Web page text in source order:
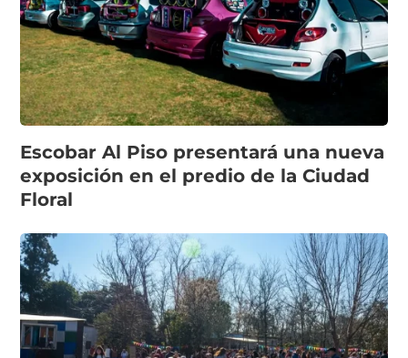
Escobar Al Piso presentará una nueva
exposición en el predio de la Ciudad
Floral